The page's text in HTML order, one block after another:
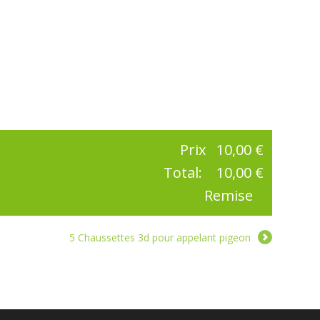
Prix
10,00 €
Total:
10,00 €
Remise
5 Chaussettes 3d pour appelant pigeon